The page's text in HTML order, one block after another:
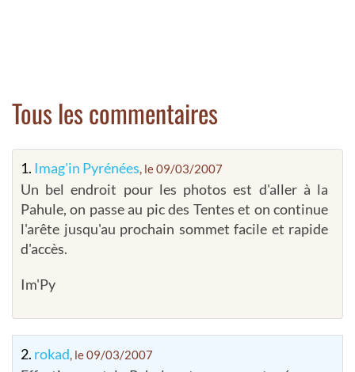
Tous les commentaires
1. Imag'in Pyrénées, le 09/03/2007
Un bel endroit pour les photos est d'aller à la
Pahule, on passe au pic des Tentes et on continue
l'arête jusqu'au prochain sommet facile et rapide
d'accès.
Im'Py
2. rokad, le 09/03/2007